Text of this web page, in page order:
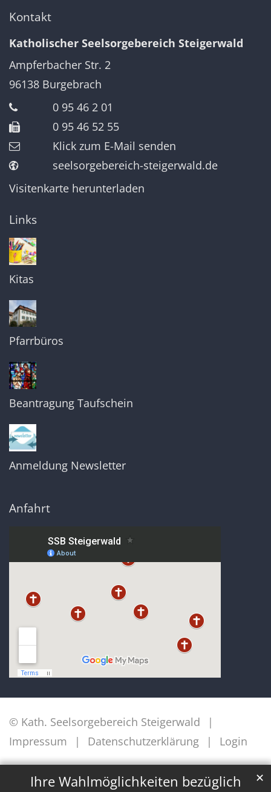
Ihre Wahlmöglichkeiten bezüglich
✕
Kontakt
Katholischer Seelsorgebereich Steigerwald
Ampferbacher Str. 2
96138 Burgebrach
0 95 46 2 01
0 95 46 52 55
Klick zum E-Mail senden
seelsorgebereich-steigerwald.de
Visitenkarte herunterladen
Links
Kitas
Pfarrbüros
Beantragung Taufschein
Anmeldung Newsletter
Anfahrt
© Kath. Seelsorgebereich Steigerwald
Impressum
Datenschutzerklärung Login